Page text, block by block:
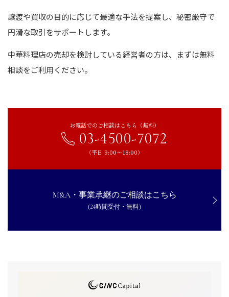
譲渡や買収の目的に応じて最適な手法を提案し、秘密厳守で
円滑な取引をサポートします。
中華料理店の売却を検討している経営者の方は、まずは無料
相談をご利用ください。
お電話でのご相談はこちら（無料）
03-4500-7072
（平日 9:00〜18:00）
M&A・事業承継のご相談はこちら
（24時間受付・無料）